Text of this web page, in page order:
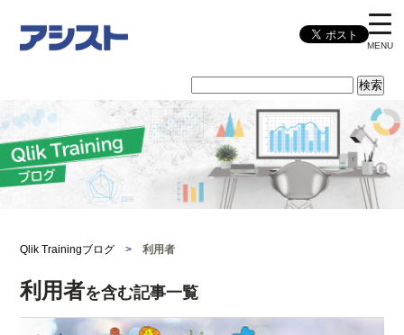
MENU
Qlik Trainingブログ > 利用者
利用者を含む記事一覧